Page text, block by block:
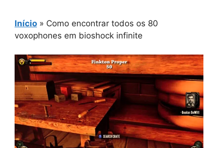
Início » Como encontrar todos os 80
voxophones em bioshock infinite